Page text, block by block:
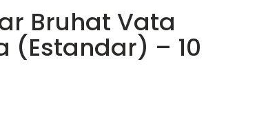
Bruhat Vata
(Estandar) – 10